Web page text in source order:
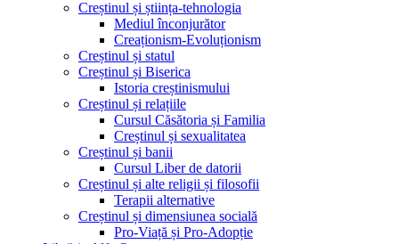
Creștinul și știința-tehnologia
Mediul înconjurător
Creaționism-Evoluționism
Creștinul și statul
Creștinul și Biserica
Istoria creștinismului
Creștinul și relațiile
Cursul Căsătoria și Familia
Creștinul și sexualitatea
Creștinul și banii
Cursul Liber de datorii
Creștinul și alte religii și filosofii
Terapii alternative
Creștinul și dimensiunea socială
Pro-Viață și Pro-Adopție